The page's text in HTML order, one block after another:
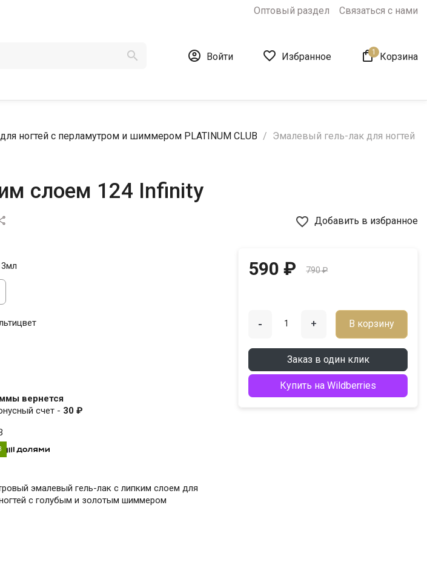
Оптовый раздел Связаться с нами
  Войти  Избранное  Корзина
1
ногтей с перламутром и шиммером PLATINUM CLUB
Эмалевый гель-лак для ногтей
слоем 124 Infinity
favorite_border Добавить в избранное
вернется
счет - 30 ₽
эмалевый гель-лак с липким слоем для
с голубым и золотым шиммером
590 ₽ 790 ₽
- + В корзину
Заказ в один клик
Купить на Wildberries